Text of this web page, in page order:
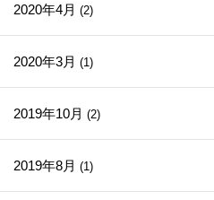
2020年4月 (2)
2020年3月 (1)
2019年10月 (2)
2019年8月 (1)